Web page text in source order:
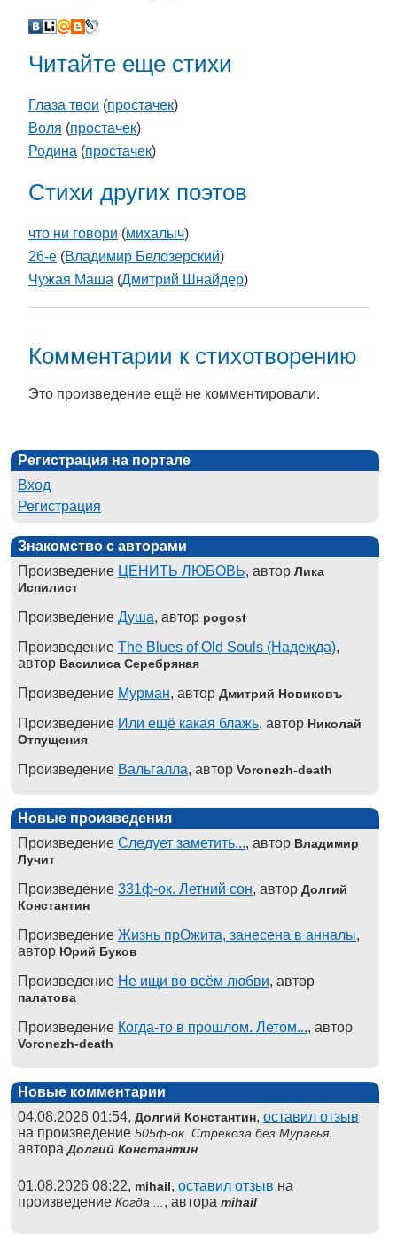
Читайте еще стихи
Глаза твои (простачек)
Воля (простачек)
Родина (простачек)
Стихи других поэтов
что ни говори (михалыч)
26-e (Владимир Белозерский)
Чужая Маша (Дмитрий Шнайдер)
Комментарии к стихотворению
Это произведение ещё не комментировали.
Регистрация на портале
Вход
Регистрация
Знакомство с авторами
Произведение ЦЕНИТЬ ЛЮБОВЬ, автор Лика
Испилист
Произведение Душа, автор pogost
Произведение The Blues of Old Souls (Надежда),
автор Василиса Серебряная
Произведение Мурман, автор Дмитрий Новиковъ
Произведение Или ещё какая блажь, автор Николай
Отпущения
Произведение Вальгалла, автор Voronezh-death
Новые произведения
Произведение Следует заметить..., автор Владимир
Лучит
Произведение 331ф-ок. Летний сон, автор Долгий
Константин
Произведение Жизнь прОжита, занесена в анналы,
автор Юрий Буков
Произведение Не ищи во всём любви, автор
палатова
Произведение Когда-то в прошлом. Летом..., автор
Voronezh-death
Новые комментарии
04.08.2026 01:54, Долгий Константин, оставил отзыв
на произведение 505ф-ок. Стрекоза без Муравья,
автораДолгий Константин
01.08.2026 08:22, mihail, оставил отзыв на
произведение Когда ... , автора mihail